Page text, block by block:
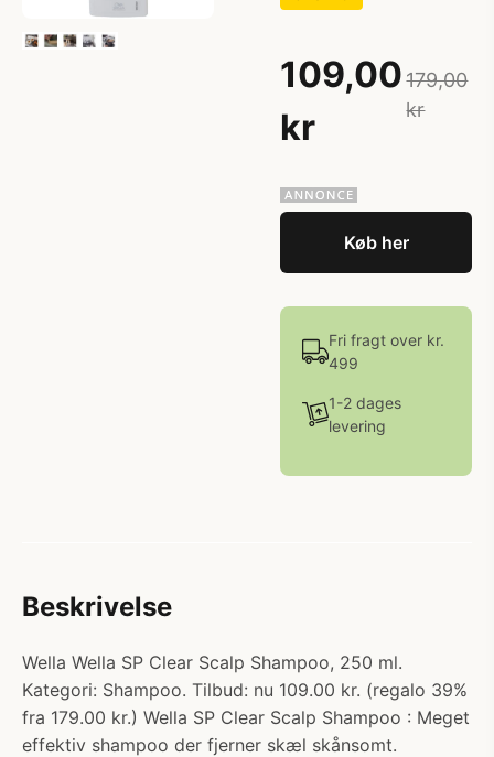
109,00
kr
179,00
kr
Køb her
Fri fragt over kr.
499
1-2 dages
levering
Beskrivelse
Wella Wella SP Clear Scalp Shampoo, 250 ml.
Kategori: Shampoo. Tilbud: nu 109.00 kr. (regalo 39%
fra 179.00 kr.) Wella SP Clear Scalp Shampoo : Meget
effektiv shampoo der fjerner skæl skånsomt.